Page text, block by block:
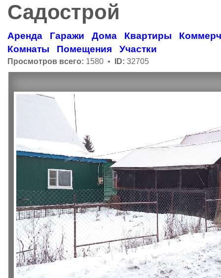
Садострой
Аренда Гаражи Дома Квартиры
Комнаты
Помещения Участки
Просмотров всего: 1580 • ID: 32705